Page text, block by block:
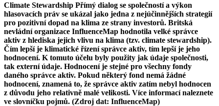
Climate Stewardship Přímý dialog se společností a výkon
hlasovacích práv se ukázal jako jedna z nejúčinnějších strategií
pro pozitivní dopad na klima ze strany investorů. Britská
nevládní organizace InfluenceMap hodnotila velké správce
aktiv z hlediska jejich vlivu na klima (tzv. climate stewardship).
Čím lepší je klimatické řízení správce aktiv, tím lepší je jeho
hodnocení. K tomuto účelu byly použity jak údaje společnosti,
tak externí údaje. Hodnocení je stejné pro všechny fondy
daného správce aktiv. Pokud některý fond nemá žádné
hodnocení, znamená to, že správce aktiv zatím nebyl hodnocen
z důvodu jeho relativně malé velikosti. Více informací naleznete
ve slovníčku pojmů. (Zdroj dat: InfluenceMap)